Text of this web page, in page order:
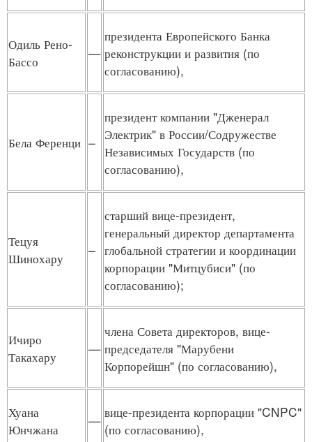
Одиль Рено-
Бассо
—
президента Европейского Банка
реконструкции и развития (по
согласованию),
Бела Ференци –
президент компании "Дженерал
Электрик" в России/Содружестве
Независимых Государств (по
согласованию),
Тецуя
Шинохару
–
старший вице-президент,
генеральный директор департамента
глобальной стратегии и координации
корпорации "Митцубиси" (по
согласованию);
Ичиро
Такахару
—
члена Совета директоров, вице-
председателя "Марубени
Корпорейшн" (по согласованию),
Хуана
Юнчжана
— вице-президента корпорации "CNPC"
(по согласованию),